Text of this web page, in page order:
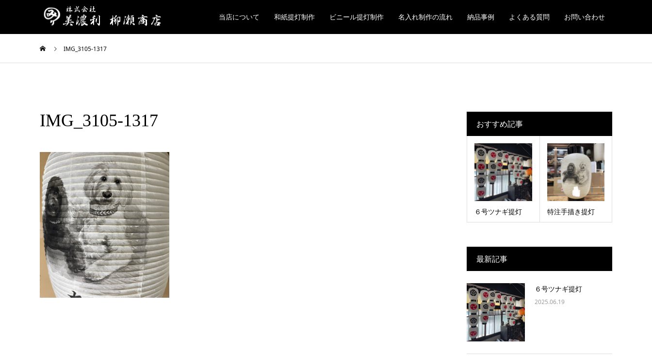
当店について 和紙提灯制作 ビニール提灯制作 名入れ制作の流れ 納品事例 よくある質問 お問い合わせ
IMG_3105-1317
IMG_3105-1317 おすすめ記事
６号ツナギ提灯 特注手描き提灯
最新記事
６号ツナギ提灯
2025.06.19